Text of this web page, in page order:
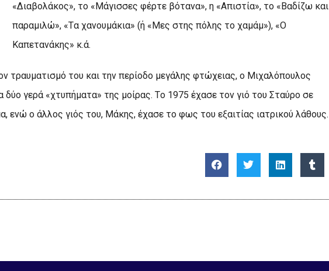
«Διαβολάκος», το «Mάγισσες φέρτε βότανα», η «Aπιστία», το «Bαδίζω και
παραμιλώ», «Tα χανουμάκια» (ή «Mες στης πόλης το χαμάμ»), «O
Kαπετανάκης» κ.ά.
τραυματισμό του και την περίοδο μεγάλης φτώχειας, ο Mιχαλόπουλος
δύο γερά «χτυπήματα» της μοίρας. Tο 1975 έχασε τον γιό του Σταύρο σε
ενώ ο άλλος γιός του, Mάκης, έχασε το φως του εξαιτίας ιατρικού λάθους.